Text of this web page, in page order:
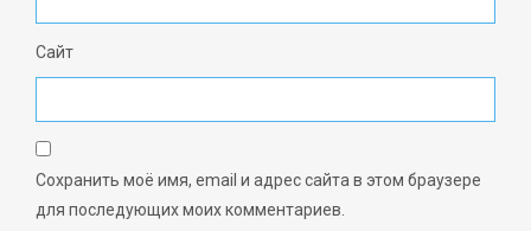
Сайт
Сохранить моё имя, email и адрес сайта в этом браузере
для последующих моих комментариев.